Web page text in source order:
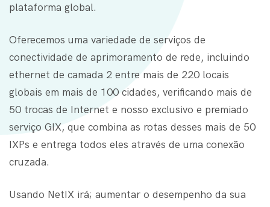
plataforma global.
Oferecemos uma variedade de serviços de
conectividade de aprimoramento de rede, incluindo
ethernet de camada 2 entre mais de 220 locais
globais em mais de 100 cidades, verificando mais de
50 trocas de Internet e nosso exclusivo e premiado
serviço GIX, que combina as rotas desses mais de 50
IXPs e entrega todos eles através de uma conexão
cruzada.
Usando NetIX irá; aumentar o desempenho da sua